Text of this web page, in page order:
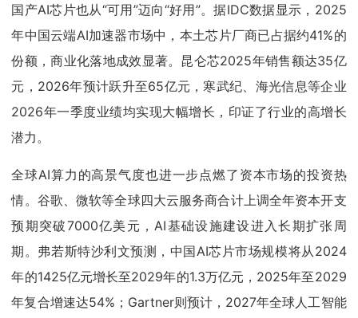
国产AI芯片也从“可用”迈向“好用”。据IDC数据显示，2025
年中国云端AI加速器市场中，本土芯片厂商已占据约41%的
份额，商业化落地成效显著。昆仑芯2025年销售额达35亿
元，2026年预计跃升至65亿元，寒武纪、海光信息等企业
2026年一季度业绩均实现大幅增长，印证了行业的高增长
潜力。
全球AI算力的高景气度也进一步点燃了资本市场的投资热
情。谷歌、微软等全球四大云服务商合计上调全年资本开支
预期突破7000亿美元，AI基础设施建设进入长期扩张周
期。弗若斯特沙利文预测，中国AI芯片市场规模将从2024
年的1425亿元增长至2029年的1.3万亿元，2025年至2029
年复合增速达54%；Gartner则预计，2027年全球人工智能